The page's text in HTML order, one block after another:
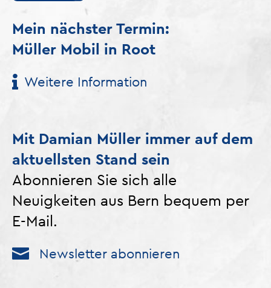
Mein nächster Termin:
Müller Mobil in Root
Weitere Information
Mit Damian Müller immer auf dem
aktuellsten Stand sein
Abonnieren Sie sich alle
Neuigkeiten aus Bern bequem per
E-Mail.
Newsletter abonnieren